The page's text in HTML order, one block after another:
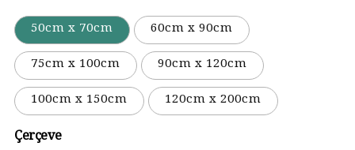
50cm x 70cm
60cm x 90cm
75cm x 100cm
90cm x 120cm
100cm x 150cm
120cm x 200cm
Çerçeve